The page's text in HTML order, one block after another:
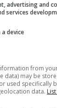
advertising and
services
device
from
data) may be
used specifically
data.